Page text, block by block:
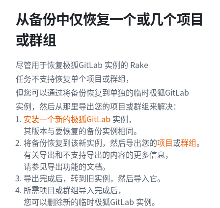
22
23
24
26
27
删除临时目录...[完成]
从备份中仅恢复一个或几个项目
或群组
尽管用于恢复极狐GitLab 实例的 Rake
任务不支持恢复单个项目或群组，
但您可以通过将备份恢复到单独的临时极狐GitLab
实例，然后从那里导出您的项目或群组来解决：
安装一个新的极狐GitLab 实例，
其版本与要恢复的备份实例相同。
将备份恢复到该新实例，然后导出您的项目或群组。
有关导出和不支持导出的内容的更多信息，
请参见导出功能的文档。
导出完成后，转到旧实例，然后导入它。
所需项目或群组导入完成后，
您可以删除新的临时极狐GitLab 实例。